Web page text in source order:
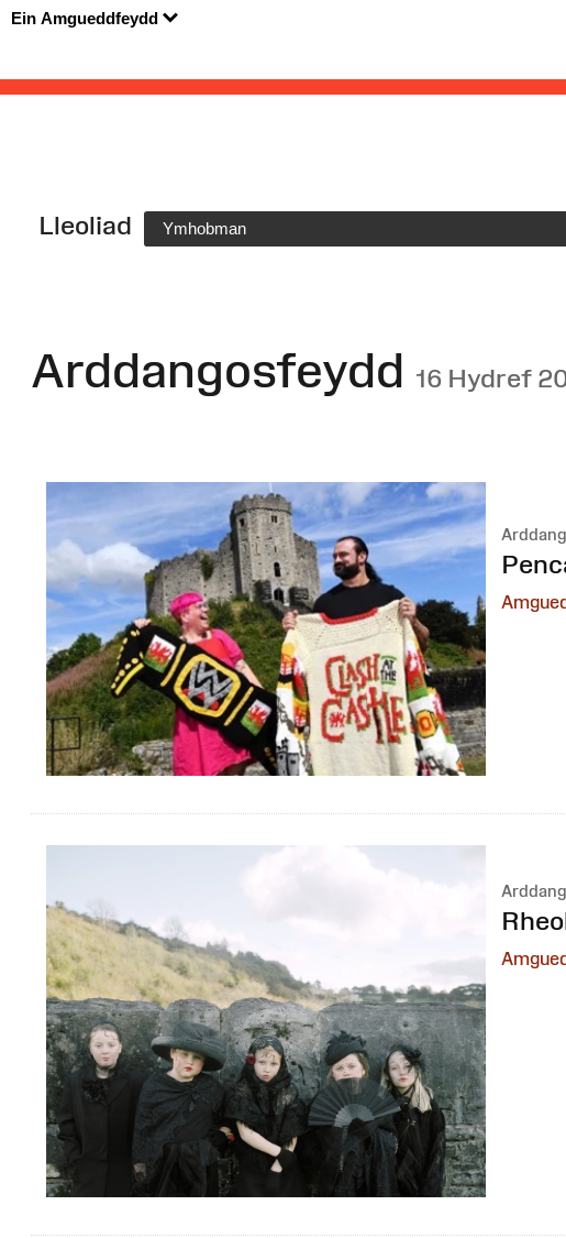
Ein Amgueddfeydd
Lleoliad Ymhobman
Arddangosfeydd 16 Hydref
:
: